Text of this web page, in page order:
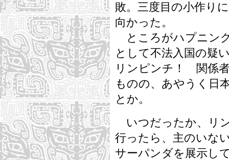
敗。三度目の小作り
向かった。
ところがハプニン
として不法入国の疑
リンピンチ！ 関係
ものの、あやうく日
とか。
いつだったか、リ
行ったら、主のいな
サーパンダを展示し